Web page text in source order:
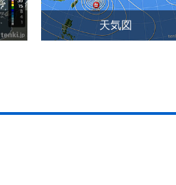
天気図